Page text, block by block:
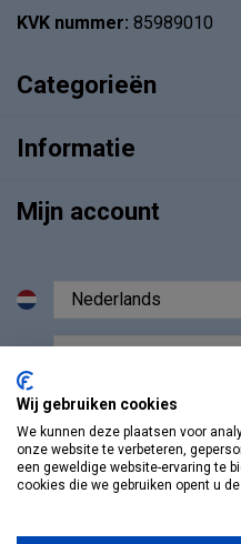
KVK nummer: 85989010
Categorieën
Informatie
Mijn account
Wij gebruiken cookies
We kunnen deze plaatsen voor
onze website te verbeteren,
een geweldige website-ervaring te
cookies die we gebruiken opent u